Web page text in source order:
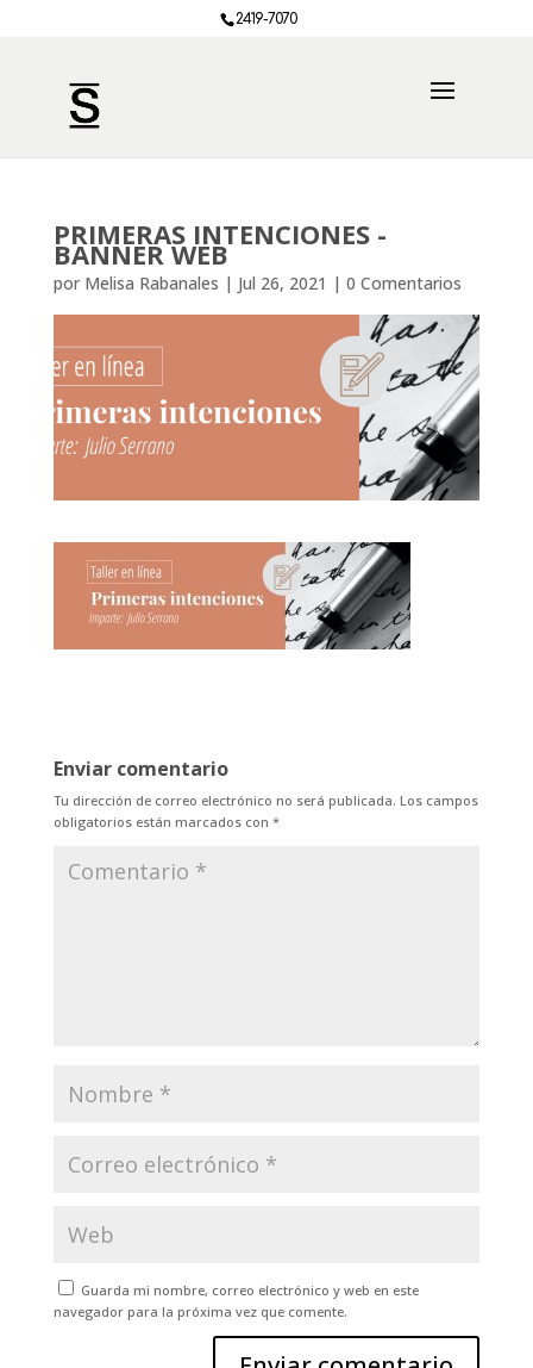
2419-7070
PRIMERAS INTENCIONES -
BANNER WEB
por Melisa Rabanales | Jul 26, 2021 | 0 Comentarios
Enviar comentario
Tu dirección de correo electrónico no será publicada. Los campos
obligatorios están marcados con *
Guarda mi nombre, correo electrónico y web en este
navegador para la próxima vez que comente.